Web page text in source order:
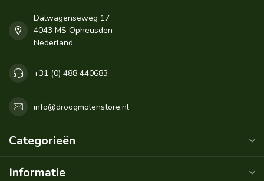
Dalwagenseweg 17
4043 MS Opheusden
Nederland
+31 (0) 488 440683
info@droogmolenstore.nl
Categorieën
Informatie